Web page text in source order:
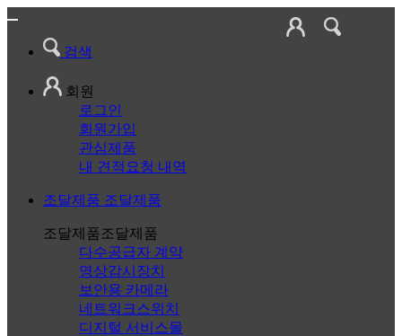
검색
회원
로그인
회원가입
관심제품
내 견적요청 내역
조달제품 조달제품
조달제품조달제품
다수공급자 계약
영상감시장치
보안용 카메라
네트워크스위치
디지털 서비스몰